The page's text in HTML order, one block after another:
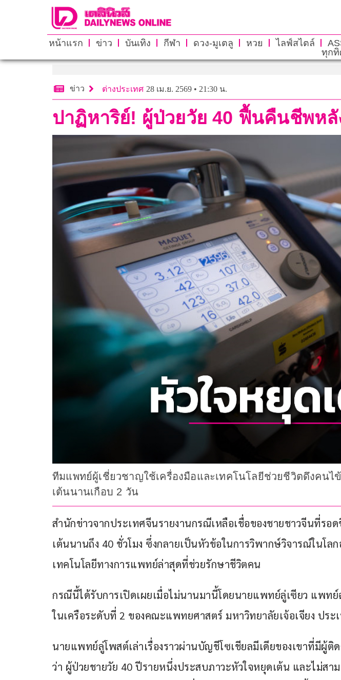
หน้าแรก ข่าว บันเทิง กีฬา ดวง-มูเตลู หวย ไลฟ์สไตล์
ทุกทิ
ข่าว ต่างประเทศ 28 เม.ย. 2569 • 21:30 น.
ปาฏิหาริย์! ผู้ป่วยวัย 40 ฟื้นคืนชีพห
ทีมแพทย์ผู้เชี่ยวชาญใช้เครื่องมือและเทคโนโลยีช่วยชีวิตดึงคน
เต้นนานเกือบ 2 วัน
สำนักข่าวจากประเทศจีนรายงานกรณีเหลือเชื่อของชายชาวจีนที่รอ
เต้นนานถึง 40 ชั่วโมง ซึ่งกลายเป็นหัวข้อในการวิพากษ์วิจารณ์ในโล
เทคโนโลยีทางการแพทย์ล่าสุดที่ช่วยรักษาชีวิตคน
กรณีนี้ได้รับการเปิดเผยเมื่อไม่นานมานี้โดยนายแพทย์ลู่เซียว แพทย์
ในเครือระดับที่ 2 ของคณะแพทยศาสตร์ มหาวิทยาลัยเจ้อเจียง ประ
นายแพทย์ลู่โพสต์เล่าเรื่องราวผ่านบัญชีโซเชียลมีเดียของเขาที่มีผู้ติ
ว่า ผู้ป่วยชายวัย 40 ปีรายหนึ่งประสบภาวะหัวใจหยุดเต้น และไม่สา